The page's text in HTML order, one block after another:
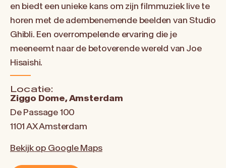
en biedt een unieke kans om zijn filmmuziek live te
horen met de adembenemende beelden van Studio
Ghibli. Een overrompelende ervaring die je
meeneemt naar de betoverende wereld van Joe
Hisaishi.
Locatie:
Ziggo Dome, Amsterdam
De Passage 100
1101 AX Amsterdam
Bekijk op Google Maps